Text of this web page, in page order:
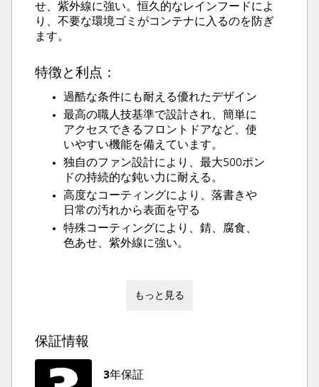
せ、紫外線に強い。恒久的なレインフードによ
り、不要な環境ゴミがコンテナに入るのを防ぎ
ます。
特徴と利点：
過酷な条件にも耐える優れたデザイン
最高の職人技基準で設計され、簡単に
アクセスできるフロントドアなど、使
いやすい機能を備えています。
独自のファン設計により、最大500ポン
ドの持続的な鈍い力に耐える。
高度なコーティングにより、落書きや
日常の汚れから表面を守る
特殊コーティングにより、錆、腐食、
色あせ、紫外線に強い。
もっと見る
保証情報
3年保証